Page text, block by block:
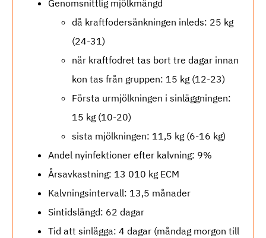
Genomsnittlig mjölkmängd
då kraftfodersänkningen inleds: 25 kg
(24-31)
när kraftfodret tas bort tre dagar innan
kon tas från gruppen: 15 kg (12-23)
Första urmjölkningen i sinläggningen:
15 kg (10-20)
sista mjölkningen: 11,5 kg (6-16 kg)
Andel nyinfektioner efter kalvning: 9%
Årsavkastning: 13 010 kg ECM
Kalvningsintervall: 13,5 månader
Sintidslängd: 62 dagar
Tid att sinlägga: 4 dagar (måndag morgon till